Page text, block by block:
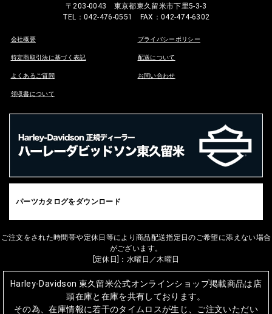
〒203-0043 東京都東久留米市下里5-3-3
TEL：042-476-0551 FAX：042-474-6302
会社概要 プライバシーポリシー
特定商取引法に基づく表記 配送について
よくあるご質問 お問い合わせ
領収書について
パーツカタログをダウンロード
ご注文をされた時間帯や定休日等により商品配送指定日のご希望に添えない場合
がございます。
[定休日]：水曜日／木曜日
Harley-Davidson 東久留米公式オンラインショップ掲載商品は店
頭在庫と在庫を共有しております。
その為、在庫情報に若干のタイムロスが生じ、ご注文いただい